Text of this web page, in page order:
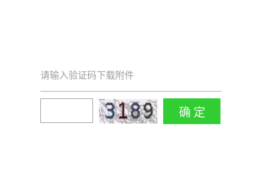
请输入验证码下载附件